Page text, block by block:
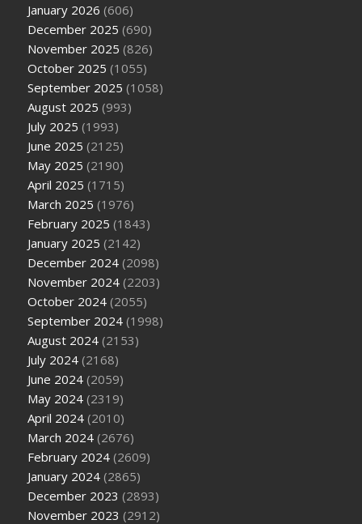
January 2026 (606)
December 2025 (690)
November 2025 (826)
October 2025 (1055)
September 2025 (1058)
August 2025 (993)
July 2025 (1993)
June 2025 (2125)
May 2025 (2190)
April 2025 (1715)
March 2025 (1976)
February 2025 (1843)
January 2025 (2142)
December 2024 (2098)
November 2024 (2203)
October 2024 (2055)
September 2024 (1998)
August 2024 (2153)
July 2024 (2168)
June 2024 (2059)
May 2024 (2319)
April 2024 (2010)
March 2024 (2676)
February 2024 (2609)
January 2024 (2865)
December 2023 (2893)
November 2023 (2912)